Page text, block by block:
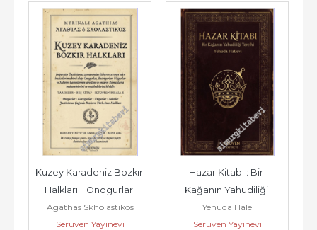
Kuzey Karadeniz Bozkır
Halkları :  Onogurlar
Kutrigurlar Utigurlar...
Agathas Skholastikos
Serüven Yayınevi
Hazar Kitabı : Bir
Kağanın Yahudiliği
Tercihi -
Yehuda Hale
Serüven Yayınevi